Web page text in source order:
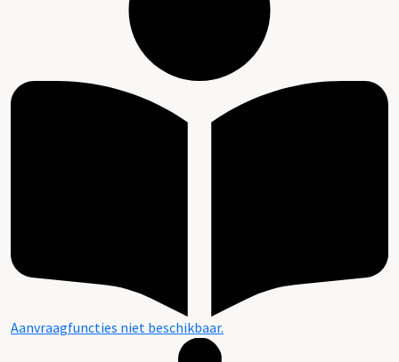
Aanvraagfuncties niet beschikbaar.